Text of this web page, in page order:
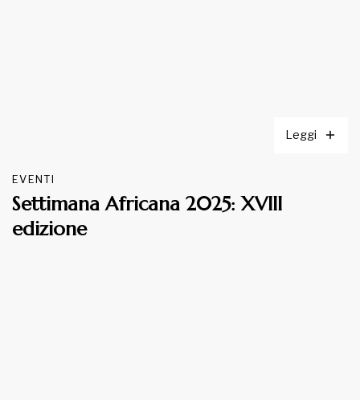
Leggi
EVENTI
Settimana Africana 2025: XVIII
edizione